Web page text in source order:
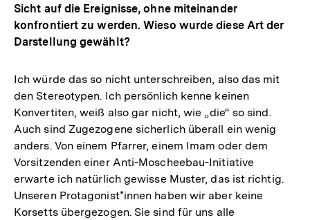
Sicht auf die Ereignisse, ohne miteinander
konfrontiert zu werden. Wieso wurde diese Art der
Darstellung gewählt?
Ich würde das so nicht unterschreiben, also das mit
den Stereotypen. Ich persönlich kenne keinen
Konvertiten, weiß also gar nicht, wie „die“ so sind.
Auch sind Zugezogene sicherlich überall ein wenig
anders. Von einem Pfarrer, einem Imam oder dem
Vorsitzenden einer Anti-Moscheebau-Initiative
erwarte ich natürlich gewisse Muster, das ist richtig.
Unseren Protagonist*innen haben wir aber keine
Korsetts übergezogen. Sie sind für uns alle